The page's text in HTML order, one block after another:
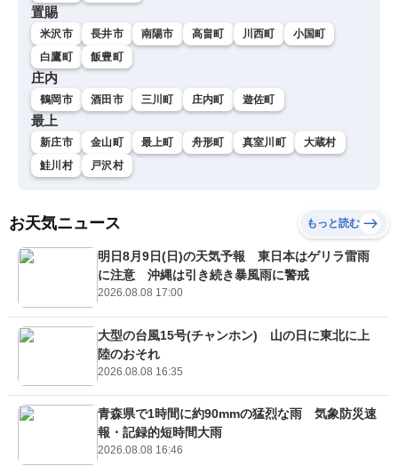
置賜
米沢市 長井市 南陽市 高畠町 川西町
小国町
白鷹町
飯豊町
庄内
鶴岡市 酒田市 三川町 庄内町 遊佐町
最上
新庄市 金山町 最上町 舟形町 真室川町
大蔵村
鮭川村
戸沢村
お天気ニュース もっと読む
明日8月9日(日)の天気予報 東日本はゲリラ雷雨
に注意 沖縄は引き続き暴風雨に警戒
2026.08.08 17:00
大型の台風15号(チャンホン) 山の日に東北に上
陸のおそれ
2026.08.08 16:35
青森県で1時間に約90mmの猛烈な雨 気象防災速
報・記録的短時間大雨
2026.08.08 16:46